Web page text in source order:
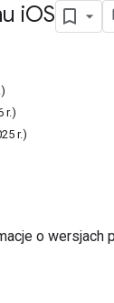
iOS
r.)
r.)
o wersjach